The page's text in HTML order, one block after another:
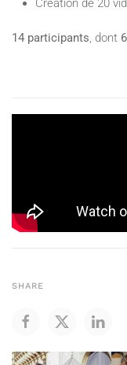
Création de 20
14 participants, dont
SHARE